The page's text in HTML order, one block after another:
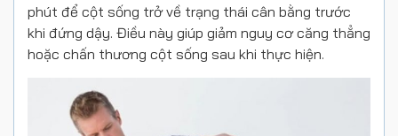
phút để cột sống trở về trạng thái cân bằng trước
khi đứng dậy. Điều này giúp giảm nguy cơ căng thẳng
hoặc chấn thương cột sống sau khi thực hiện.